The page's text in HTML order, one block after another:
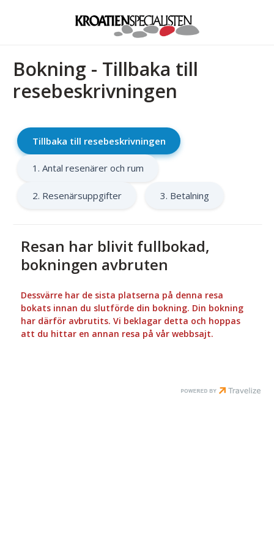
Bokning - Tillbaka till
resebeskrivningen
Tillbaka till resebeskrivningen
1. Antal resenärer och rum
2. Resenärsuppgifter 3. Betalning
Resan har blivit fullbokad,
bokningen avbruten
Dessvärre har de sista platserna på denna resa
bokats innan du slutförde din bokning. Din bokning
har därför avbrutits. Vi beklagar detta och hoppas
att du hittar en annan resa på vår webbsajt.